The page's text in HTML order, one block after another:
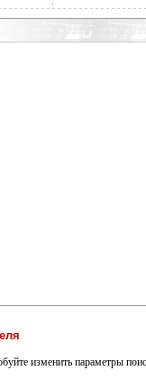
изменить параметры